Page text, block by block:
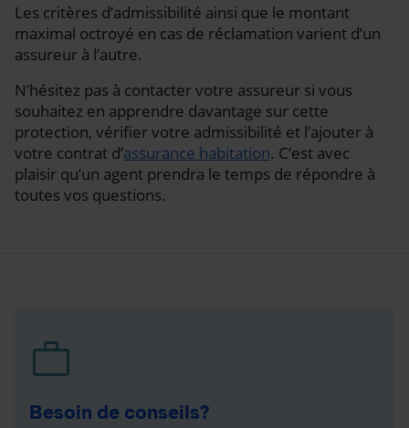
Les critères d’admissibilité ainsi que le montant
maximal octroyé en cas de réclamation varient d’un
assureur à l’autre.
N’hésitez pas à contacter votre assureur si vous
souhaitez en apprendre davantage sur cette
protection, vérifier votre admissibilité et l’ajouter à
votre contrat d’assurance habitation. C’est avec
plaisir qu’un agent prendra le temps de répondre à
toutes vos questions.
Besoin de conseils?